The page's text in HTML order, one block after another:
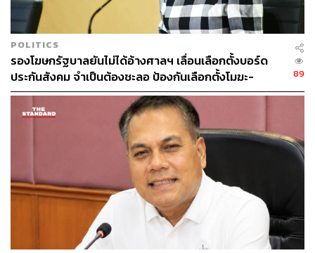
POLITICS
รองโฆษกรัฐบาลยันไม่ได้อ้างศาลฯ เลื่อนเลือกตั้งบอร์ด
ประกันสังคม จำเป็นต้องชะลอ ป้องกันเลือกตั้งโมฆะ-
ปกป้องสิทธิผู้ประกันตน
89